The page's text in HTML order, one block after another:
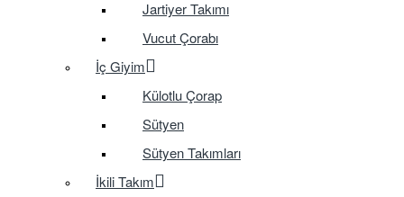
Jartiyer Takımı
Vucut Çorabı
İç Giyim
Külotlu Çorap
Sütyen
Sütyen Takımları
İkili Takım